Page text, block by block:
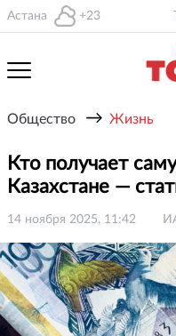
Астана +23
Общество → Жизнь
Кто получает
Казахстане —
14 ноября 2025, 11:42